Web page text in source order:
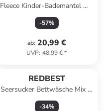
Fleece Kinder-Bademantel mit
Kapuze Perris in marine
-57%
ab: 20,99 €
UVP: 48,99 €*
REDBEST
Seersucker Bettwäsche Mix &
Match in bunt
-34%